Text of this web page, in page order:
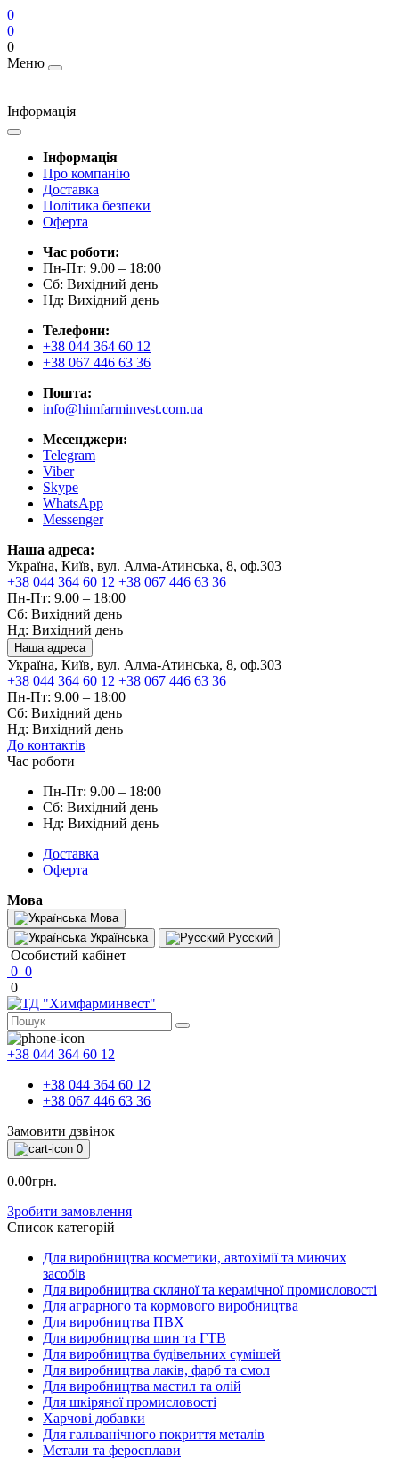
0
0
0
Меню
Інформація
Інформація
Про компанію
Доставка
Політика безпеки
Оферта
Час роботи:
Пн-Пт: 9.00 – 18:00
Сб: Вихідний день
Нд: Вихідний день
Телефони:
+38 044 364 60 12
+38 067 446 63 36
Пошта:
info@himfarminvest.com.ua
Месенджери:
Telegram
Viber
Skype
WhatsApp
Messenger
Наша адреса:
Україна, Київ, вул. Алма-Атинська, 8, оф.303
+38 044 364 60 12 +38 067 446 63 36
Пн-Пт: 9.00 – 18:00
Сб: Вихідний день
Нд: Вихідний день
Наша адреса
Україна, Київ, вул. Алма-Атинська, 8, оф.303
+38 044 364 60 12 +38 067 446 63 36
Пн-Пт: 9.00 – 18:00
Сб: Вихідний день
Нд: Вихідний день
До контактів
Час роботи
Пн-Пт: 9.00 – 18:00
Сб: Вихідний день
Нд: Вихідний день
Доставка
Оферта
Мова
Мова
Українська
Русский
Особистий кабінет
0 0
0
+38 044 364 60 12
+38 044 364 60 12
+38 067 446 63 36
Замовити дзвінок
0
0.00грн.
Зробити замовлення
Список категорій
Для виробництва косметики, автохімії та миючих
засобів
Для виробництва скляної та керамічної промисловості
Для аграрного та кормового виробництва
Для виробництва ПВХ
Для виробництва шин та ГТВ
Для виробництва будівельних сумішей
Для виробництва лаків, фарб та смол
Для виробництва мастил та олій
Для шкіряної промисловості
Харчові добавки
Для гальванічного покриття металів
Метали та феросплави